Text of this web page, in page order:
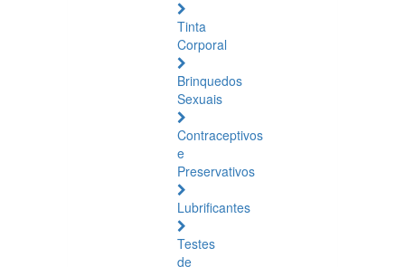
Tinta
Corporal
Brinquedos
Sexuais
Contraceptivos
e
Preservativos
Lubrificantes
Testes
de